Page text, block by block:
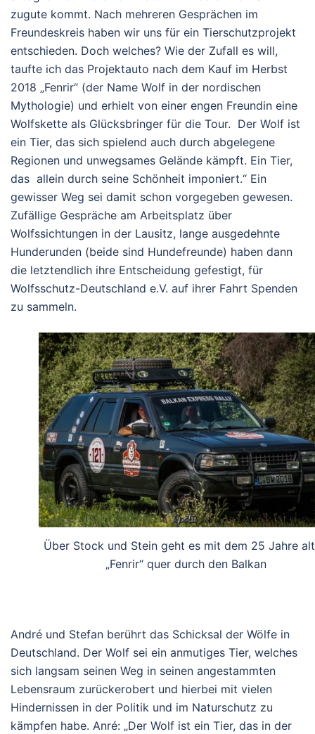
zugute kommt. Nach mehreren Gesprächen im
Freundeskreis haben wir uns für ein Tierschutzprojekt
entschieden. Doch welches? Wie der Zufall es will,
taufte ich das Projektauto nach dem Kauf im Herbst
2018 „Fenrir“ (der Name Wolf in der nordischen
Mythologie) und erhielt von einer engen Freundin eine
Wolfskette als Glücksbringer für die Tour. Der Wolf ist
ein Tier, das sich spielend auch durch abgelegene
Regionen und unwegsames Gelände kämpft. Ein Tier,
das allein durch seine Schönheit imponiert.“ Ein
gewisser Weg sei damit schon vorgegeben gewesen.
Zufällige Gespräche am Arbeitsplatz über
Wolfssichtungen in der Lausitz, lange ausgedehnte
Hunderunden (beide sind Hundefreunde) haben dann
die letztendlich ihre Entscheidung gefestigt, für
Wolfsschutz-Deutschland e.V. auf ihrer Fahrt Spenden
zu sammeln.
Über Stock und Stein geht es mit dem 25 Jahre
„Fenrir“ quer durch den Balkan
André und Stefan berührt das Schicksal der Wölfe in
Deutschland. Der Wolf sei ein anmutiges Tier, welches
sich langsam seinen Weg in seinen angestammten
Lebensraum zurückerobert und hierbei mit vielen
Hindernissen in der Politik und im Naturschutz zu
kämpfen habe. Anré: „Der Wolf ist ein Tier, das in der